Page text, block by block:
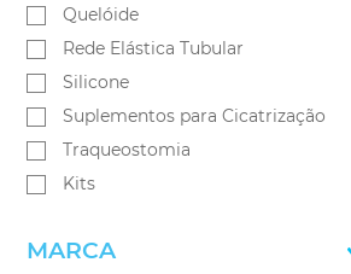
Quelóide
Rede Elástica Tubular
Silicone
Suplementos para Cicatrização
Traqueostomia
Kits
MARCA